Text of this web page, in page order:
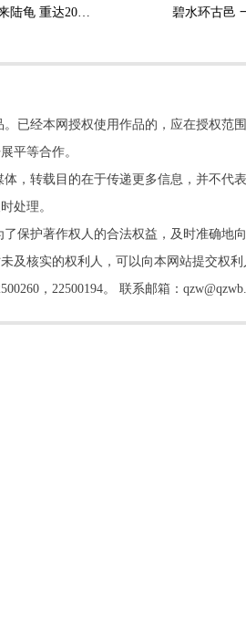
碧水环古邑
已经本网授权使用作品的，应在授权范
平等合作。
，转载目的在于传递更多信息，并不代
处理。
保护著作权人的合法权益，及时准确地
及核实的权利人，可以向本网站提交权
，22500194。 联系邮箱：